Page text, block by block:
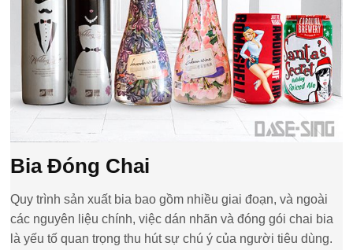
Bia Đóng Chai
Quy trình sản xuất bia bao gồm nhiều giai đoạn, và ngoài
các nguyên liệu chính, việc dán nhãn và đóng gói chai bia
là yếu tố quan trọng thu hút sự chú ý của người tiêu dùng.